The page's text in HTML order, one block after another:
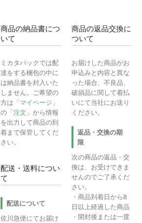
商品の納品書につ
いて
ミカタパックでは配
達をする梱包の中に
は納品書を封入いた
しません。ご希望の
方は「マイページ 」
の「注文 」から情報
を出力して商品の到
着まで保管してくだ
さい。
配送・送料につい
て
配送について
佐川急便にてお届け
商品の返品交換に
ついて
お届けした商品がお
申込みと内容と異な
った場合、不良品、
破損品に関して着払
いにて当社にお送り
ください。
返品・交換の期
限
次の商品の返品・交
換は、お受けできま
せんのでご了承くだ
さい。
・商品到着日から8
日以上経過した商品
・開封後または一度